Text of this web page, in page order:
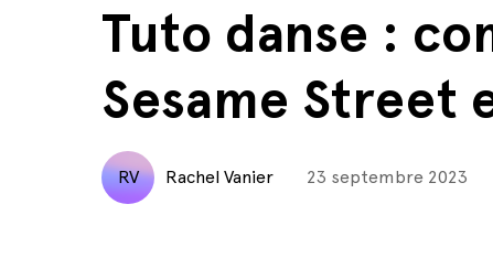
Tuto danse :
Sesame Street
RV Rachel Vanier 23 septembre 2023